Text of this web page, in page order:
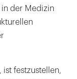
in der Medizin
festzustellen,